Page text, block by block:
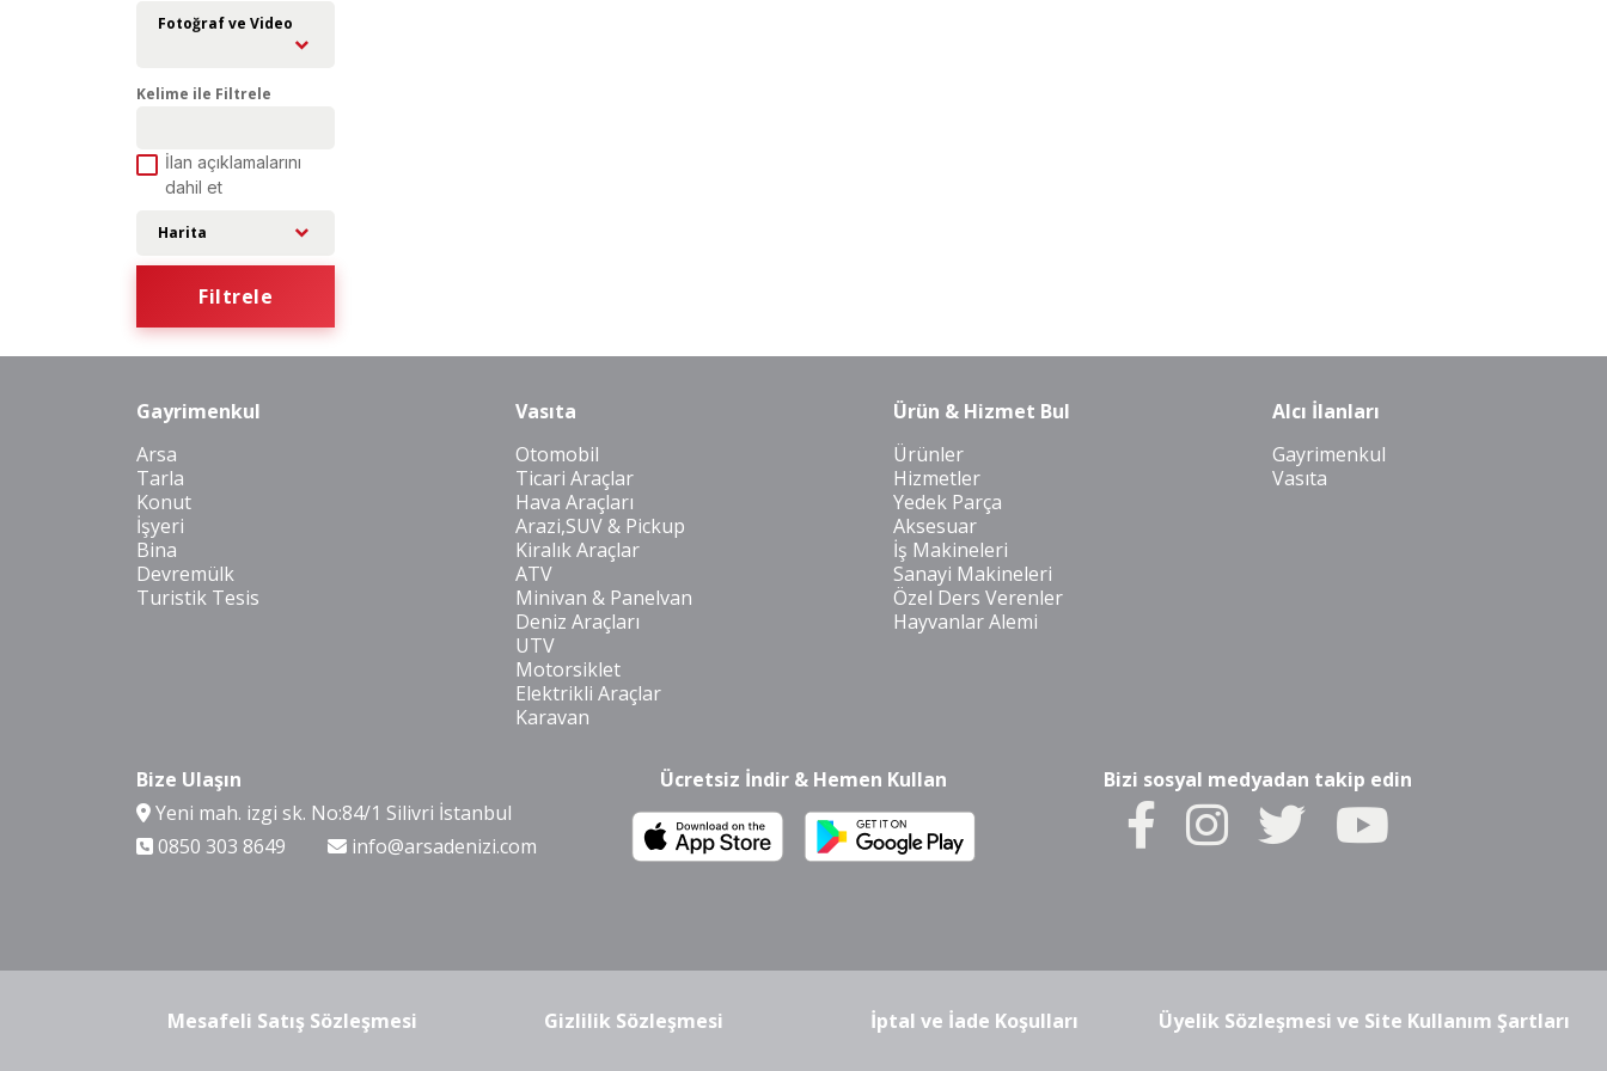
Fotoğraf ve Video
Kelime ile Filtrele
İlan açıklamalarını
dahil et
Harita
Filtrele
Gayrimenkul
Arsa
Tarla
Konut
İşyeri
Bina
Devremülk
Turistik Tesis
Vasıta
Otomobil
Ticari Araçlar
Hava Araçları
Arazi,SUV & Pickup
Kiralık Araçlar
ATV
Minivan & Panelvan
Deniz Araçları
UTV
Motorsiklet
Elektrikli Araçlar
Karavan
Ürün & Hizmet Bul
Ürünler
Hizmetler
Yedek Parça
Aksesuar
İş Makineleri
Sanayi Makineleri
Özel Ders Verenler
Hayvanlar Alemi
Alcı İlanları
Gayrimenkul
Vasıta
Bize Ulaşın
Yeni mah. izgi sk. No:84/1 Silivri İstanbul
0850 303 8649
info@arsadenizi.com
Ücretsiz İndir & Hemen Kullan Bizi sosyal medyadan takip edin
Mesafeli Satış Sözleşmesi Gizlilik Sözleşmesi İptal ve İade Koşulları Üyelik Sözleşmesi ve Site Kullanım Şartları